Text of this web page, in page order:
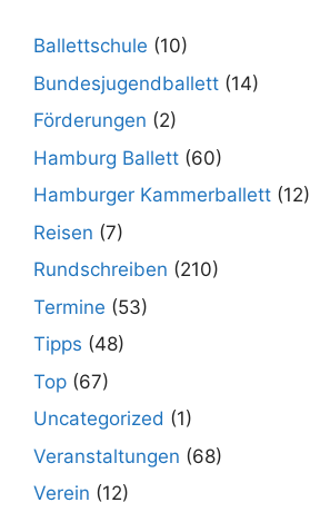
Ballettschule (10)
Bundesjugendballett (14)
Förderungen (2)
Hamburg Ballett (60)
Hamburger Kammerballett (12)
Reisen (7)
Rundschreiben (210)
Termine (53)
Tipps (48)
Top (67)
Uncategorized (1)
Veranstaltungen (68)
Verein (12)